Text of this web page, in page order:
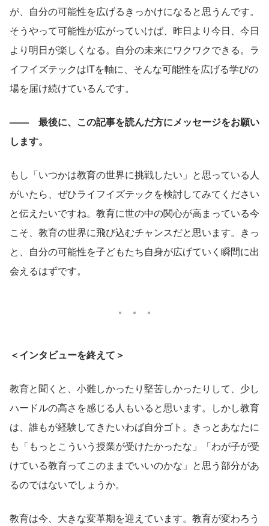
が、自分の可能性を広げるきっかけになると思うんです。
そうやって可能性が広がっていけば、昨日より今日、今日
より明日が楽しくなる。自分の未来にワクワクできる。ラ
イフイズテックはITを軸に、そんな可能性を広げる学びの
場を届け続けているんです。
——　最後に、この記事を読んだ方にメッセージをお願い
します。
もし「いつかは教育の世界に挑戦したい」と思っている人
がいたら、ぜひライフイズテックを検討してみてください
と伝えたいですね。教育に世の中の関心が高まっている今
こそ、教育の世界に飛び込むチャンスだと思います。きっ
と、自分の可能性を子どもたち自身が広げていく瞬間に出
会えるはずです。
＜インタビューを終えて＞
教育と聞くと、小難しかったり堅苦しかったりして、少し
ハードルの高さを感じる人もいると思います。しかし教育
は、誰もが経験してきたいわば自分ゴト。きっとあなたに
も「もっとこういう授業が受けたかったな」「わが子が受
けている教育ってこのままでいいのかな」と思う部分があ
るのではないでしょうか。
教育は今、大きな変革期を迎えています。教育が変わろう